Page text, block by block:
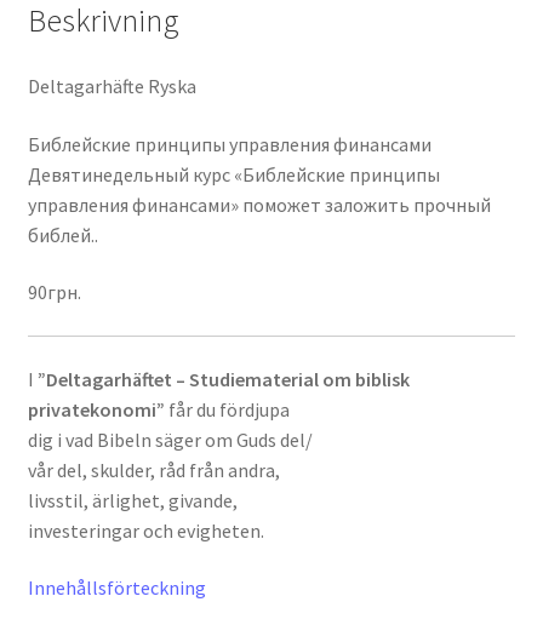
Beskrivning
Deltagarhäfte Ryska
Библейские принципы управления финансами
Девятинедельный курс «Библейские принципы
управления финансами» поможет заложить прочный
библей..
90грн.
I ”Deltagarhäftet – Studiematerial om biblisk
privatekonomi” får du fördjupa
dig i vad Bibeln säger om Guds del/
vår del, skulder, råd från andra,
livsstil, ärlighet, givande,
investeringar och evigheten.
Innehållsförteckning